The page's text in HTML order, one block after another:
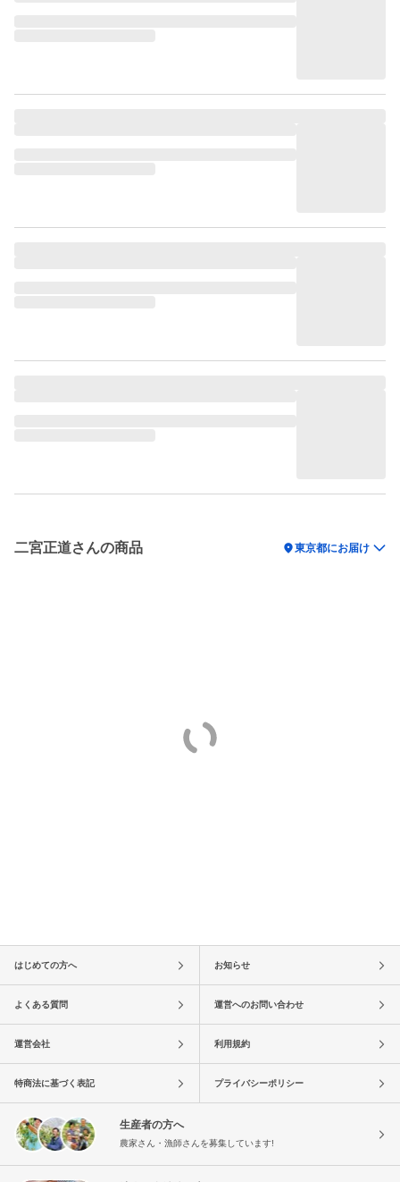
二宮正道さんの商品 location_on東京都にお届け
はじめての方へ お知らせ
よくある質問 運営へのお問い合わせ
運営会社 利用規約
特商法に基づく表記 プライバシーポリシー
生産者の方へ
農家さん・漁師さんを募集しています!